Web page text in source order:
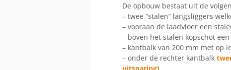
De opbouw bestaat uit de
– twee “stalen” langsliggers
– vooraan de laadvloer een
– boven het stalen kopschot
– kantbalk van 200 mm met op
– onder de rechter kantbalk
uitsparing)